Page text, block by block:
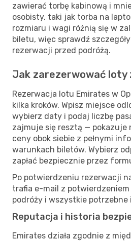
zawierać torbę kabinową i
osobisty, taki jak torba na
rozmiaru i wagi różnią się w
biletu, więc sprawdź
rezerwacji przed podróżą.
Jak zarezerwować loty
Rezerwacja lotu Emirates w
kilka kroków. Wpisz miejsce
wybierz daty i podaj liczbę
zajmuje się resztą — pokazuje
ceny obok siebie z pełnymi
warunkach biletów. Wybierz
zapłać bezpiecznie przez
Po potwierdzeniu rezerwacji
trafia e-mail z
podróży i wszystkie
Reputacja i historia
Emirates działa zgodnie z